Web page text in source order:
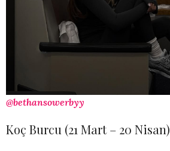
@bethansowerbyy
Koç Burcu (21 Mart – 20 Nisan)